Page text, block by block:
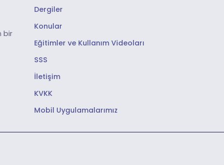
bir
Dergiler
Konular
Eğitimler ve Kullanım Videoları
SSS
İletişim
KVKK
Mobil Uygulamalarımız